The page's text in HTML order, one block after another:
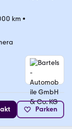
km •
Parken